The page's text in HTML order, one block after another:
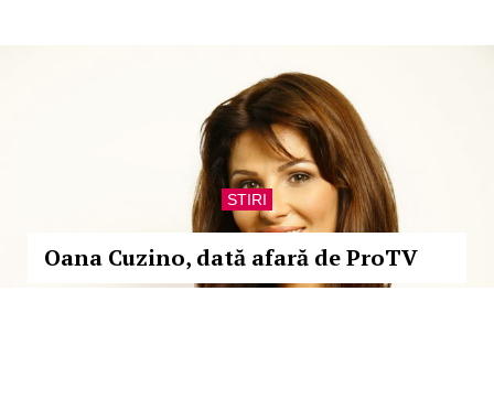
STIRI
Oana Cuzino, dată afară de ProTV